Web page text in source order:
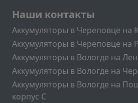
Подвал
Наши контакты
Аккумуляторы в Череповце на
Аккумуляторы в Череповце на
Аккумуляторы в Вологде на
Аккумуляторы в Вологде на
Аккумуляторы в Вологде на
корпус C